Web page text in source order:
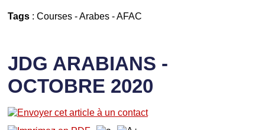
Tags: Courses-Arabes-AFAC
JDG ARABIANS -
OCTOBRE 2020